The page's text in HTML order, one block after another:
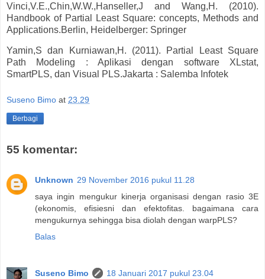
Vinci,V.E.,Chin,W.W.,Hanseller,J and Wang,H. (2010).
Handbook of Partial Least Square: concepts, Methods and
Applications.Berlin, Heidelberger: Springer
Yamin,S dan Kurniawan,H. (2011). Partial Least Square
Path Modeling : Aplikasi dengan software XLstat,
SmartPLS, dan Visual PLS.Jakarta : Salemba Infotek
Suseno Bimo at 23.29
Berbagi
55 komentar:
Unknown 29 November 2016 pukul 11.28
saya ingin mengukur kinerja organisasi dengan rasio 3E
(ekonomis, efisiesni dan efektofitas. bagaimana cara
mengukurnya sehingga bisa diolah dengan warpPLS?
Balas
Suseno Bimo
18 Januari 2017 pukul 23.04